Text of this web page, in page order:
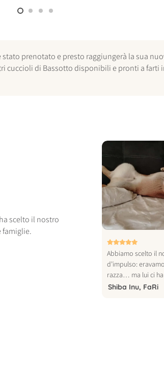
prenotato e presto raggiungerà la sua
cuccioli di Bassotto disponibili e pronti a farti
scelto il nostro
famiglie.
Abbiamo scelto il
d’impulso:
razza… ma lui ci
Shiba Inu, FaRi